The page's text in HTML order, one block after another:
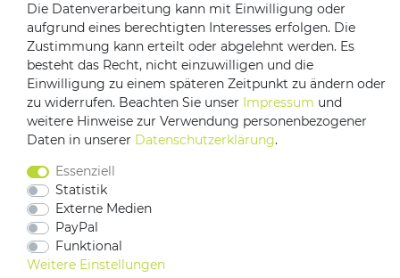
Impressum Daten­schutz­erklärung
AGB
Barrierefreiheitserklärung
Vertrag widerrufen
Die Datenverarbeitung kann mit Einwilligung oder
aufgrund eines berechtigten Interesses erfolgen. Die
Zustimmung kann erteilt oder abgelehnt werden. Es
besteht das Recht, nicht einzuwilligen und die
Einwilligung zu einem späteren Zeitpunkt zu ändern oder
zu widerrufen. Beachten Sie unser Impressum und
weitere Hinweise zur Verwendung personenbezogener
Daten in unserer Daten­schutz­erklärung.
Essenziell
Statistik
Externe Medien
PayPal
Funktional
Weitere Einstellungen